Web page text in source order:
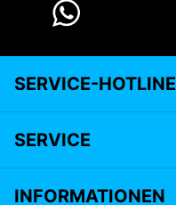
SERVICE-HOTLINE
SERVICE
INFORMATIONEN